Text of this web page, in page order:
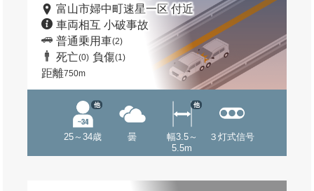
富山市婦中町速星一区 付近
車両相互 小破事故
普通乗用車(2)
死亡(0) 負傷(1)
距離750m
25～34歳
他
曇
幅3.5～
5.5m
他
３灯式信号